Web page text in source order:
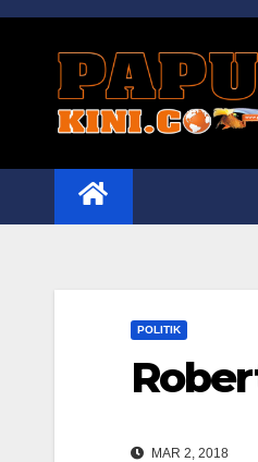
Skip
POLITIK
MAR 2, 2018